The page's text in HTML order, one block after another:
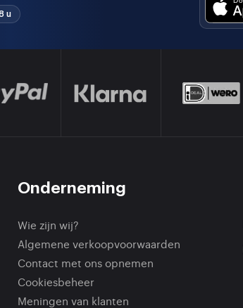
u
Onderneming
Wie zijn wij?
Algemene verkoopvoorwaarden
Contact met ons opnemen
Cookiesbeheer
Meningen van klanten